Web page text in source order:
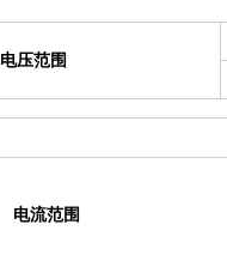
电压范围
电流范围